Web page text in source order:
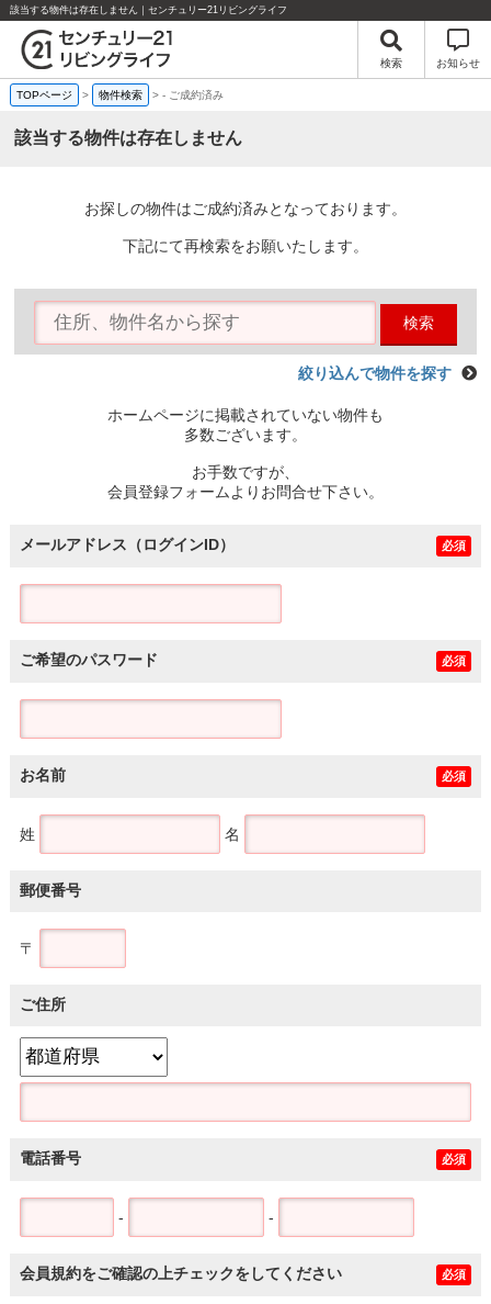
該当する物件は存在しません｜センチュリー21リビングライフ
検索 お知らせ
TOPページ > 物件検索 >- ご成約済み
該当する物件は存在しません
お探しの物件はご成約済みとなっております。
下記にて再検索をお願いたします。
検索
絞り込んで物件を探す
ホームページに掲載されていない物件も
多数ございます。
お手数ですが、
会員登録フォームよりお問合せ下さい。
メールアドレス（ログインID） 必須
ご希望のパスワード 必須
お名前 必須
姓 名
郵便番号
〒
ご住所
電話番号 必須
- -
会員規約をご確認の上チェックをしてください 必須